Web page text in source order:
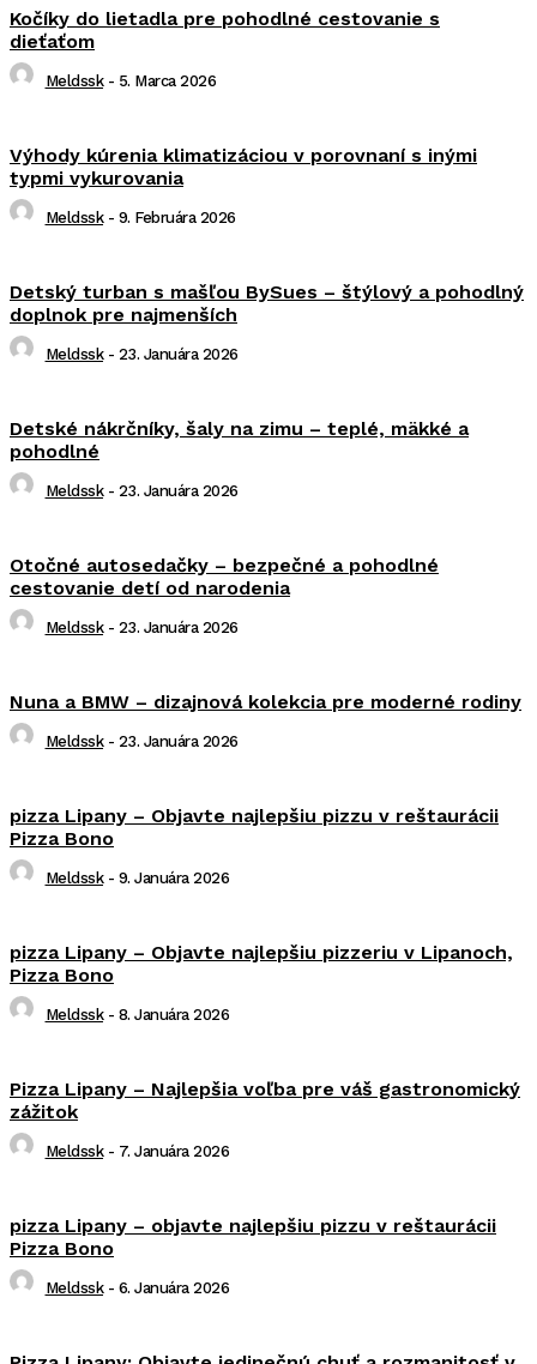
Kočíky do lietadla pre pohodlné cestovanie s
dieťaťom
Meldssk - 5. Marca 2026
Výhody kúrenia klimatizáciou v porovnaní s inými
typmi vykurovania
Meldssk - 9. Februára 2026
Detský turban s mašľou BySues – štýlový a pohodlný
doplnok pre najmenších
Meldssk - 23. Januára 2026
Detské nákrčníky, šaly na zimu – teplé, mäkké a
pohodlné
Meldssk - 23. Januára 2026
Otočné autosedačky – bezpečné a pohodlné
cestovanie detí od narodenia
Meldssk - 23. Januára 2026
Nuna a BMW – dizajnová kolekcia pre moderné rodiny
Meldssk - 23. Januára 2026
pizza Lipany – Objavte najlepšiu pizzu v reštaurácii
Pizza Bono
Meldssk - 9. Januára 2026
pizza Lipany – Objavte najlepšiu pizzeriu v Lipanoch,
Pizza Bono
Meldssk - 8. Januára 2026
Pizza Lipany – Najlepšia voľba pre váš gastronomický
zážitok
Meldssk - 7. Januára 2026
pizza Lipany – objavte najlepšiu pizzu v reštaurácii
Pizza Bono
Meldssk - 6. Januára 2026